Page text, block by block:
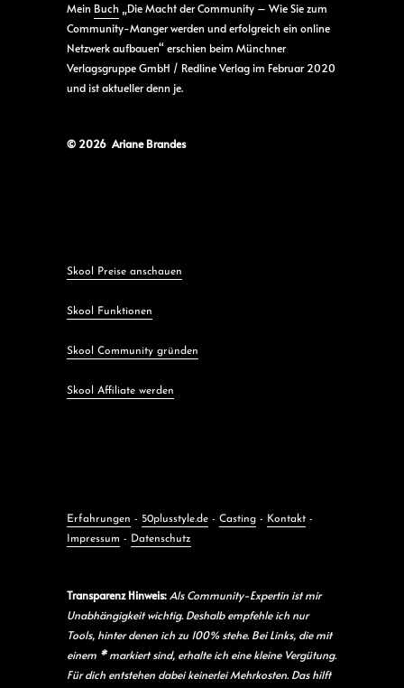
Mein Buch „Die Macht der Community – Wie Sie zum
Community-Manger werden und erfolgreich ein online
Netzwerk aufbauen“ erschien beim Münchner
Verlagsgruppe GmbH / Redline Verlag im Februar 2020
und ist aktueller denn je.
© 2026 Ariane Brandes
Skool Preise anschauen
Skool Funktionen
Skool Community gründen
Skool Affiliate werden
Erfahrungen - 50plusstyle.de - Casting - Kontakt -
Impressum - Datenschutz
Transparenz Hinweis:Als Community-Expertin ist mir
Unabhängigkeit wichtig. Deshalb empfehle ich nur
Tools, hinter denen ich zu 100% stehe. Bei Links, die mit
einem * markiert sind, erhalte ich eine kleine Vergütung.
Für dich entstehen dabei keinerlei Mehrkosten. Das hilft